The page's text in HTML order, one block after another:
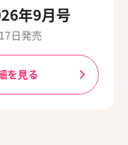
年9月号
日発売
を見る